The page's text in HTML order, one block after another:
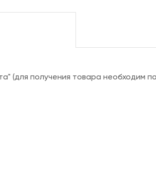
(для получения товара необходим